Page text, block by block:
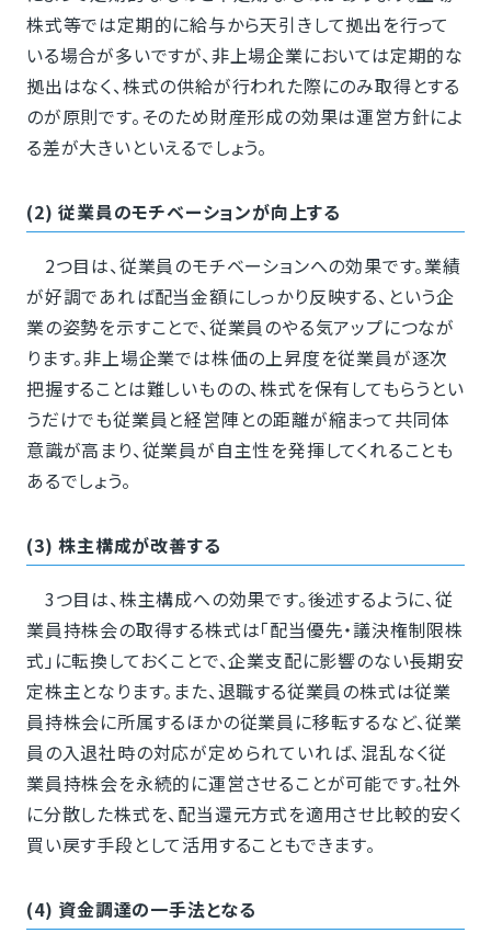
株式等では定期的に給与から天引きして拠出を行って
いる場合が多いですが、非上場企業においては定期的な
拠出はなく、株式の供給が行われた際にのみ取得とする
のが原則です。そのため財産形成の効果は運営方針によ
る差が大きいといえるでしょう。
(2) 従業員のモチベーションが向上する
2つ目は、従業員のモチベーションへの効果です。業績
が好調であれば配当金額にしっかり反映する、という企
業の姿勢を示すことで、従業員のやる気アップにつなが
ります。非上場企業では株価の上昇度を従業員が逐次
把握することは難しいものの、株式を保有してもらうとい
うだけでも従業員と経営陣との距離が縮まって共同体
意識が高まり、従業員が自主性を発揮してくれることも
あるでしょう。
(3) 株主構成が改善する
3つ目は、株主構成への効果です。後述するように、従
業員持株会の取得する株式は「配当優先・議決権制限株
式」に転換しておくことで、企業支配に影響のない長期安
定株主となります。また、退職する従業員の株式は従業
員持株会に所属するほかの従業員に移転するなど、従業
員の入退社時の対応が定められていれば、混乱なく従
業員持株会を永続的に運営させることが可能です。社外
に分散した株式を、配当還元方式を適用させ比較的安く
買い戻す手段として活用することもできます。
(4) 資金調達の一手法となる